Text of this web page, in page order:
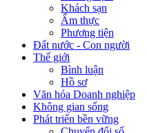
Khách sạn
Ẩm thực
Phương tiện
Đất nước - Con người
Thế giới
Bình luận
Hồ sơ
Văn hóa Doanh nghiệp
Không gian sống
Phát triển bền vững